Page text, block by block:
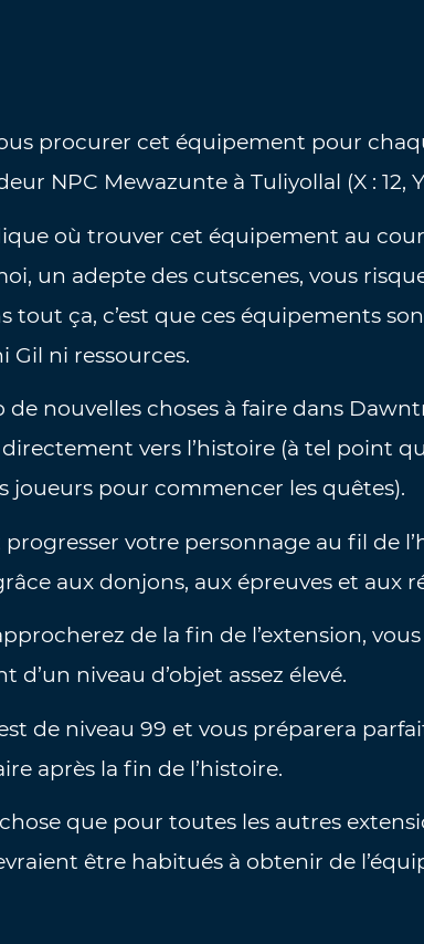
procurer cet équipement pour
NPC Mewazunte à Tuliyollal (X : 12, Y
où trouver cet équipement au
un adepte des cutscenes, vous
tout ça, c’est que ces équipements
Gil ni ressources.
de nouvelles choses à faire dans
vers l’histoire (à tel point
joueurs pour commencer les quêtes).
votre personnage au fil de
aux donjons, aux épreuves et aux
de la fin de l’extension,
d’un niveau d’objet assez élevé.
de niveau 99 et vous préparera
après la fin de l’histoire.
chose que pour toutes les autres
être habitués à obtenir de